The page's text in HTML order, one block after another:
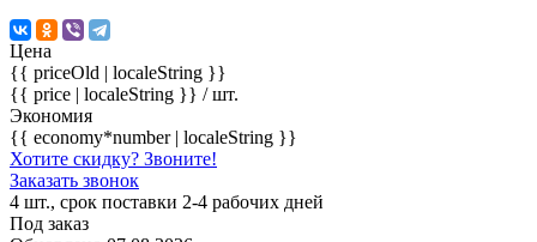
Цена
{{ priceOld | localeString }}
{{ price | localeString }} / шт.
Экономия
{{ economy*number | localeString }}
Хотите скидку? Звоните!
Заказать звонок
4 шт., срок поставки 2-4 рабочих дней
Под заказ